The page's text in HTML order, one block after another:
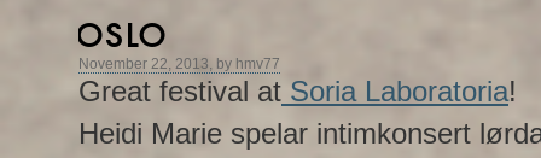
OSLO
November 22, 2013, by hmv77
Great festival at Soria Laboratoria!
Heidi Marie spelar intimkonsert